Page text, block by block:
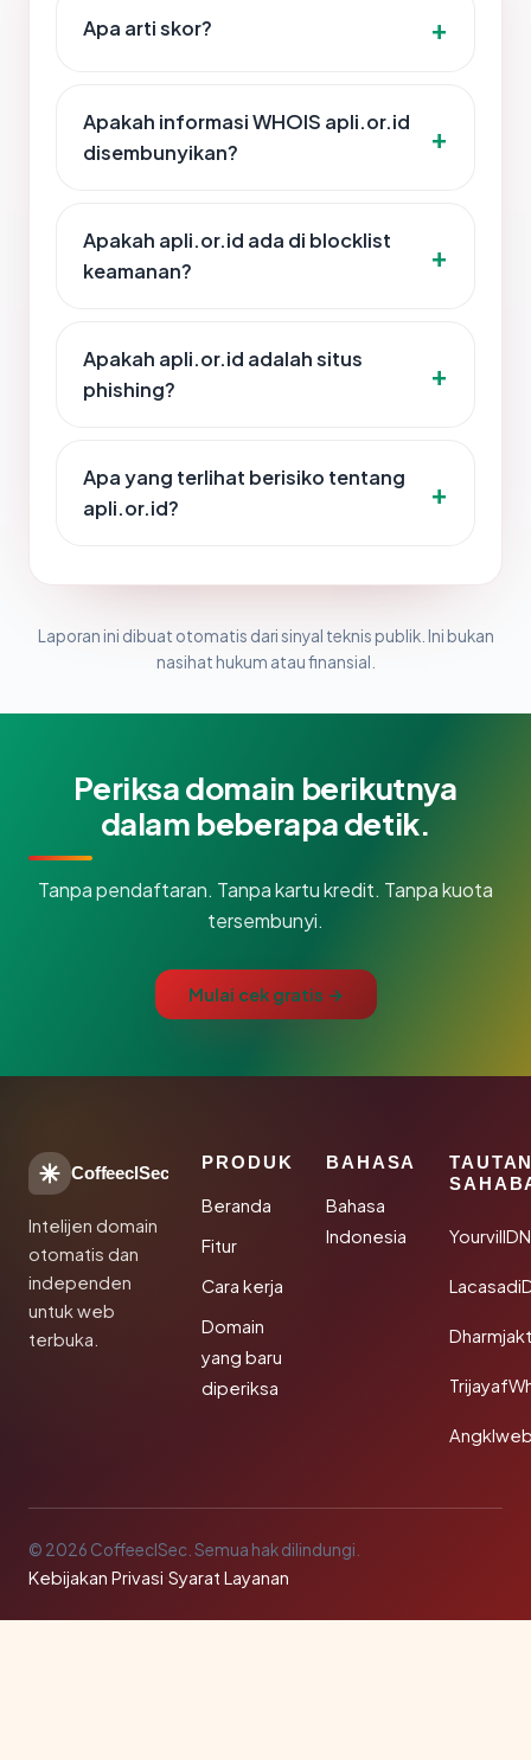
Apa arti skor?
Apakah informasi WHOIS apli.or.id
disembunyikan?
Apakah apli.or.id ada di blocklist
keamanan?
Apakah apli.or.id adalah situs
phishing?
Apa yang terlihat berisiko tentang
apli.or.id?
Laporan ini dibuat otomatis dari sinyal teknis publik. Ini bukan
nasihat hukum atau finansial.
Periksa domain berikutnya
dalam beberapa detik.
Tanpa pendaftaran. Tanpa kartu kredit. Tanpa kuota
tersembunyi.
Mulai cek gratis →
CoffeeclSec
Intelijen domain
otomatis dan
independen
untuk web
terbuka.
PRODUK
Beranda
Fitur
Cara kerja
Domain
yang baru
diperiksa
BAHASA
Bahasa
Indonesia
© 2026 CoffeeclSec. Semua hak dilindungi.
Kebijakan Privasi·Syarat Layanan